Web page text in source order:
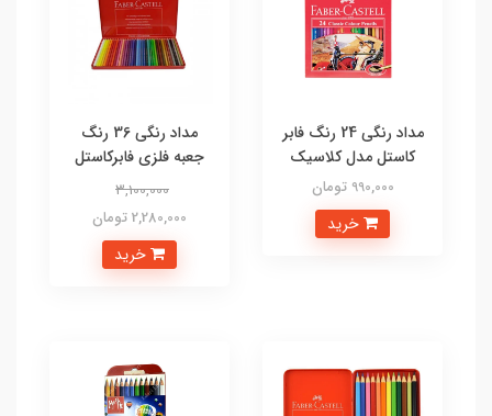
مداد رنگی 24 رنگ فابر
کاستل مدل کلاسیک
990,000 تومان
مداد رنگی 36 رنگ
جعبه فلزی فابرکاستل
3,100,000
2,280,000 تومان